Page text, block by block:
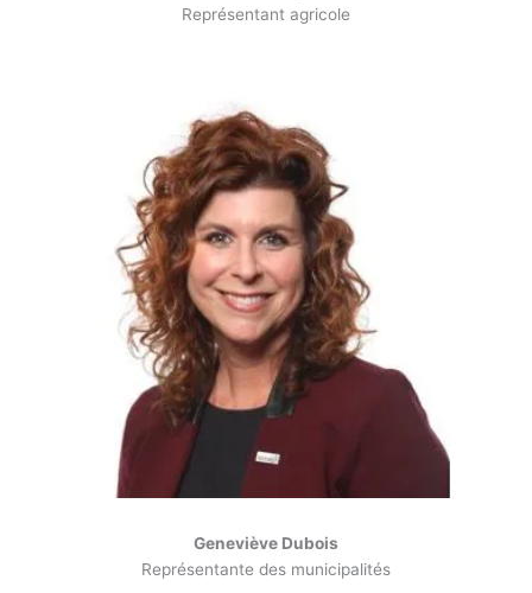
Représentant agricole
Geneviève Dubois
Représentante des municipalités